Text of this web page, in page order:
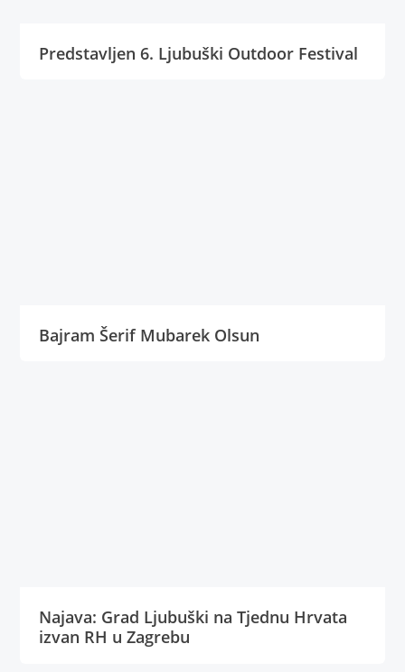
Predstavljen 6. Ljubuški Outdoor Festival
Bajram Šerif Mubarek Olsun
Najava: Grad Ljubuški na Tjednu Hrvata
izvan RH u Zagrebu